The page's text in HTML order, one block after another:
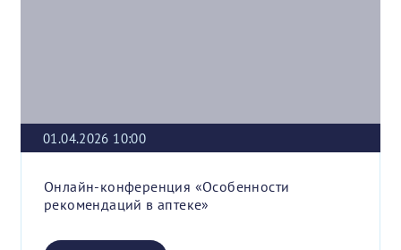
01.04.2026 10:00
Онлайн-конференция «Особенности
рекомендаций в аптеке»